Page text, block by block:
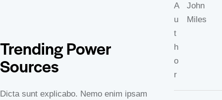
Trending Power
Sources
Dicta sunt explicabo. Nemo enim ipsam
A
u
t
h
o
r
John
Miles